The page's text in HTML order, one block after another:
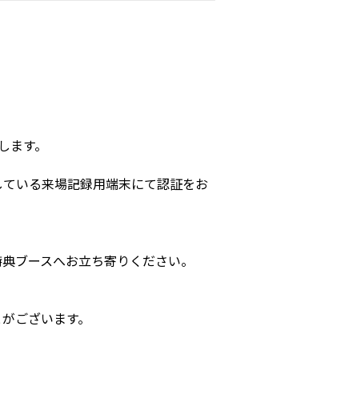
す。
いる来場記録用端末にて認証をお
ブースへお立ち寄りください。
ございます。